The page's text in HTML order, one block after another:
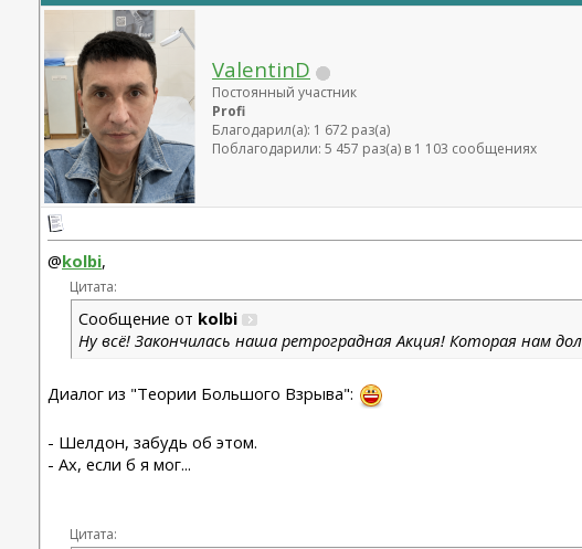
ValentinD
Постоянный участник
Profi
Благодарил(а): 1 672 раз(а)
Поблагодарили: 5 457 раз(а) в 1 103 сообщениях
@kolbi,
Цитата:
Сообщение от kolbi
Ну всё! Закончилась наша ретроградная Акция! Которая нам
Диалог из "Теории Большого Взрыва":
- Шелдон, забудь об этом.
- Ах, если б я мог...
Цитата: